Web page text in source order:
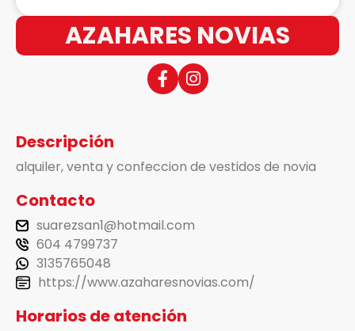
AZAHARES NOVIAS
Descripción
alquiler, venta y confeccion de vestidos de novia
Contacto
suarezsan1@hotmail.com
604 4799737
3135765048
https://www.azaharesnovias.com/
Horarios de atención